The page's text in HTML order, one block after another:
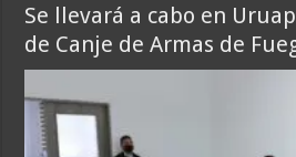
Se llevará a cabo en
de Canje de Armas de